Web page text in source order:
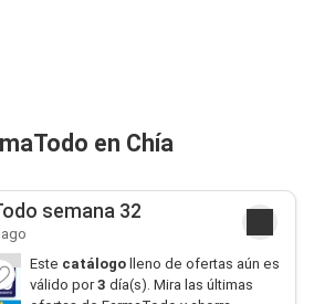
en Chía
semana 32
Este catálogolleno de ofertas aún es
válido por3 día(s). Mira las últimas